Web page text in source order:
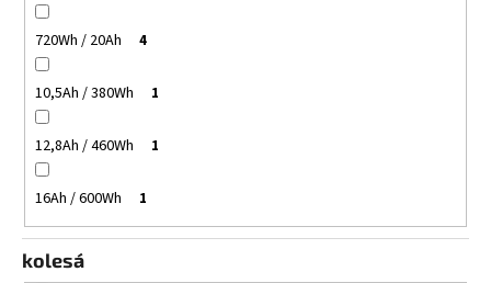
720Wh / 20Ah 4
10,5Ah / 380Wh 1
12,8Ah / 460Wh 1
16Ah / 600Wh 1
kolesá